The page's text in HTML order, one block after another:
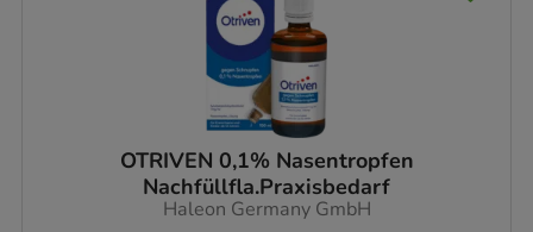
OTRIVEN 0,1% Nasentropfen
Nachfüllfla.Praxisbedarf
Haleon Germany GmbH